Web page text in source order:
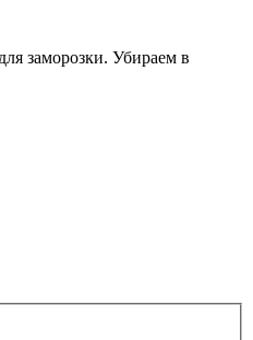
заморозки. Убираем в